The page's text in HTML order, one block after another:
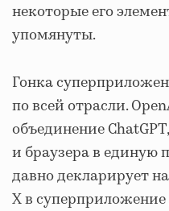
некоторые его
упомянуты.
Гонка
по всей отрасли.
объединение
и браузера в единую
давно декларирует
X в